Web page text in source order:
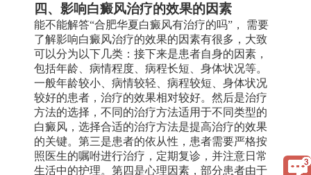
四、影响白癜风治疗的效果的因素
能不能解答“合肥华夏白癜风有治疗的吗”， 需要
了解影响白癜风治疗的效果的因素有很多，大致
可以分为以下几类：接下来是患者自身的因素，
包括年龄、病情程度、病程长短、身体状况等。
一般年龄较小、病情较轻、病程较短、身体状况
较好的患者，治疗的效果相对较好。然后是治疗
方法的选择，不同的治疗方法适用于不同类型的
白癜风，选择合适的治疗方法是提高治疗的效果
的关键。第三是患者的依从性，患者需要严格按
照医生的嘱咐进行治疗，定期复诊，并注意日常
生活中的护理。第四是心理因素，部分患者由于